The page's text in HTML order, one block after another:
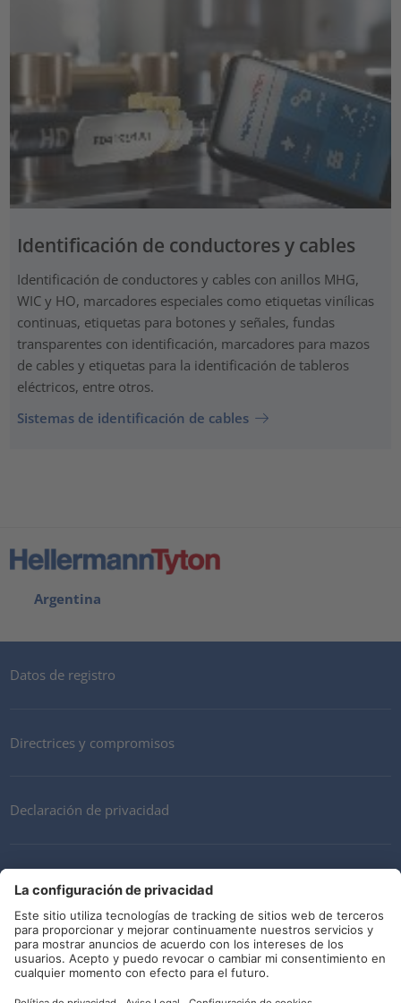
Identificación de conductores y cables
Identificación de conductores y cables con anillos MHG,
WIC y HO, marcadores especiales como etiquetas vinílicas
continuas, etiquetas para botones y señales, fundas
transparentes con identificación, marcadores para mazos
de cables y etiquetas para la identificación de tableros
eléctricos, entre otros.
Sistemas de identificación de cables
Argentina
Datos de registro
Directrices y compromisos
Declaración de privacidad
Términos y Condiciones
Descargo de responsabilidad